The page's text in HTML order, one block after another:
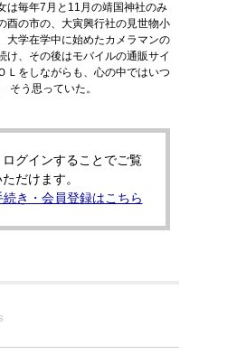
は毎年7月と11月の靖国神社のみ
酉の市の、大寅興行社の見世物小
大学在学中に始めたカメラマンの
け、その後はモバイルの通販サイ
Ｌをしながらも、心の中ではいつ
そう思っていた。
ログインすることでご覧
ただけます。
続き・会員登録はこちら